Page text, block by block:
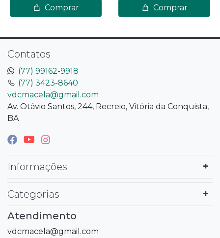
Comprar Comprar
Contatos
(77) 99162-9918
(77) 3423-8640
vdcmacela@gmail.com
Av. Otávio Santos, 244, Recreio, Vitória da Conquista,
BA
Informações
Categorias
Atendimento
vdcmacela@gmail.com